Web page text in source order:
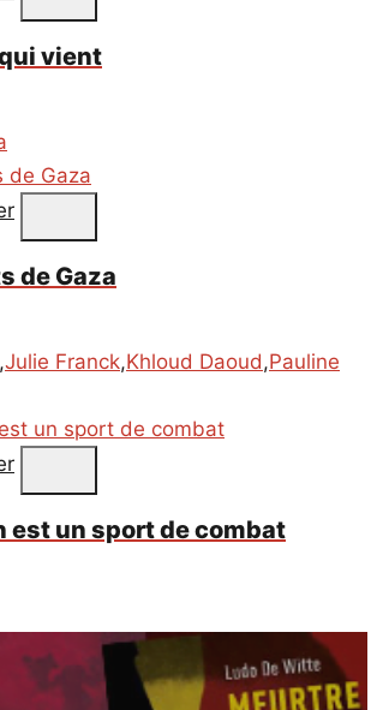
vient
de Gaza
,Julie Franck,Khloud Daoud,Pauline
est un sport de combat